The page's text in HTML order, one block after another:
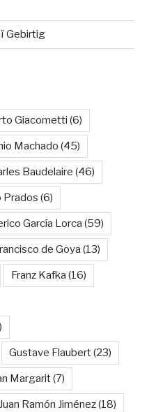
Gebirtig
Giacometti (6)
Machado (45)
Baudelaire (46)
Prados (6)
García Lorca (59)
de Goya (13)
Franz Kafka (16)
Gustave Flaubert(23)
Margarit(7)
Juan Ramón Jiménez(18)